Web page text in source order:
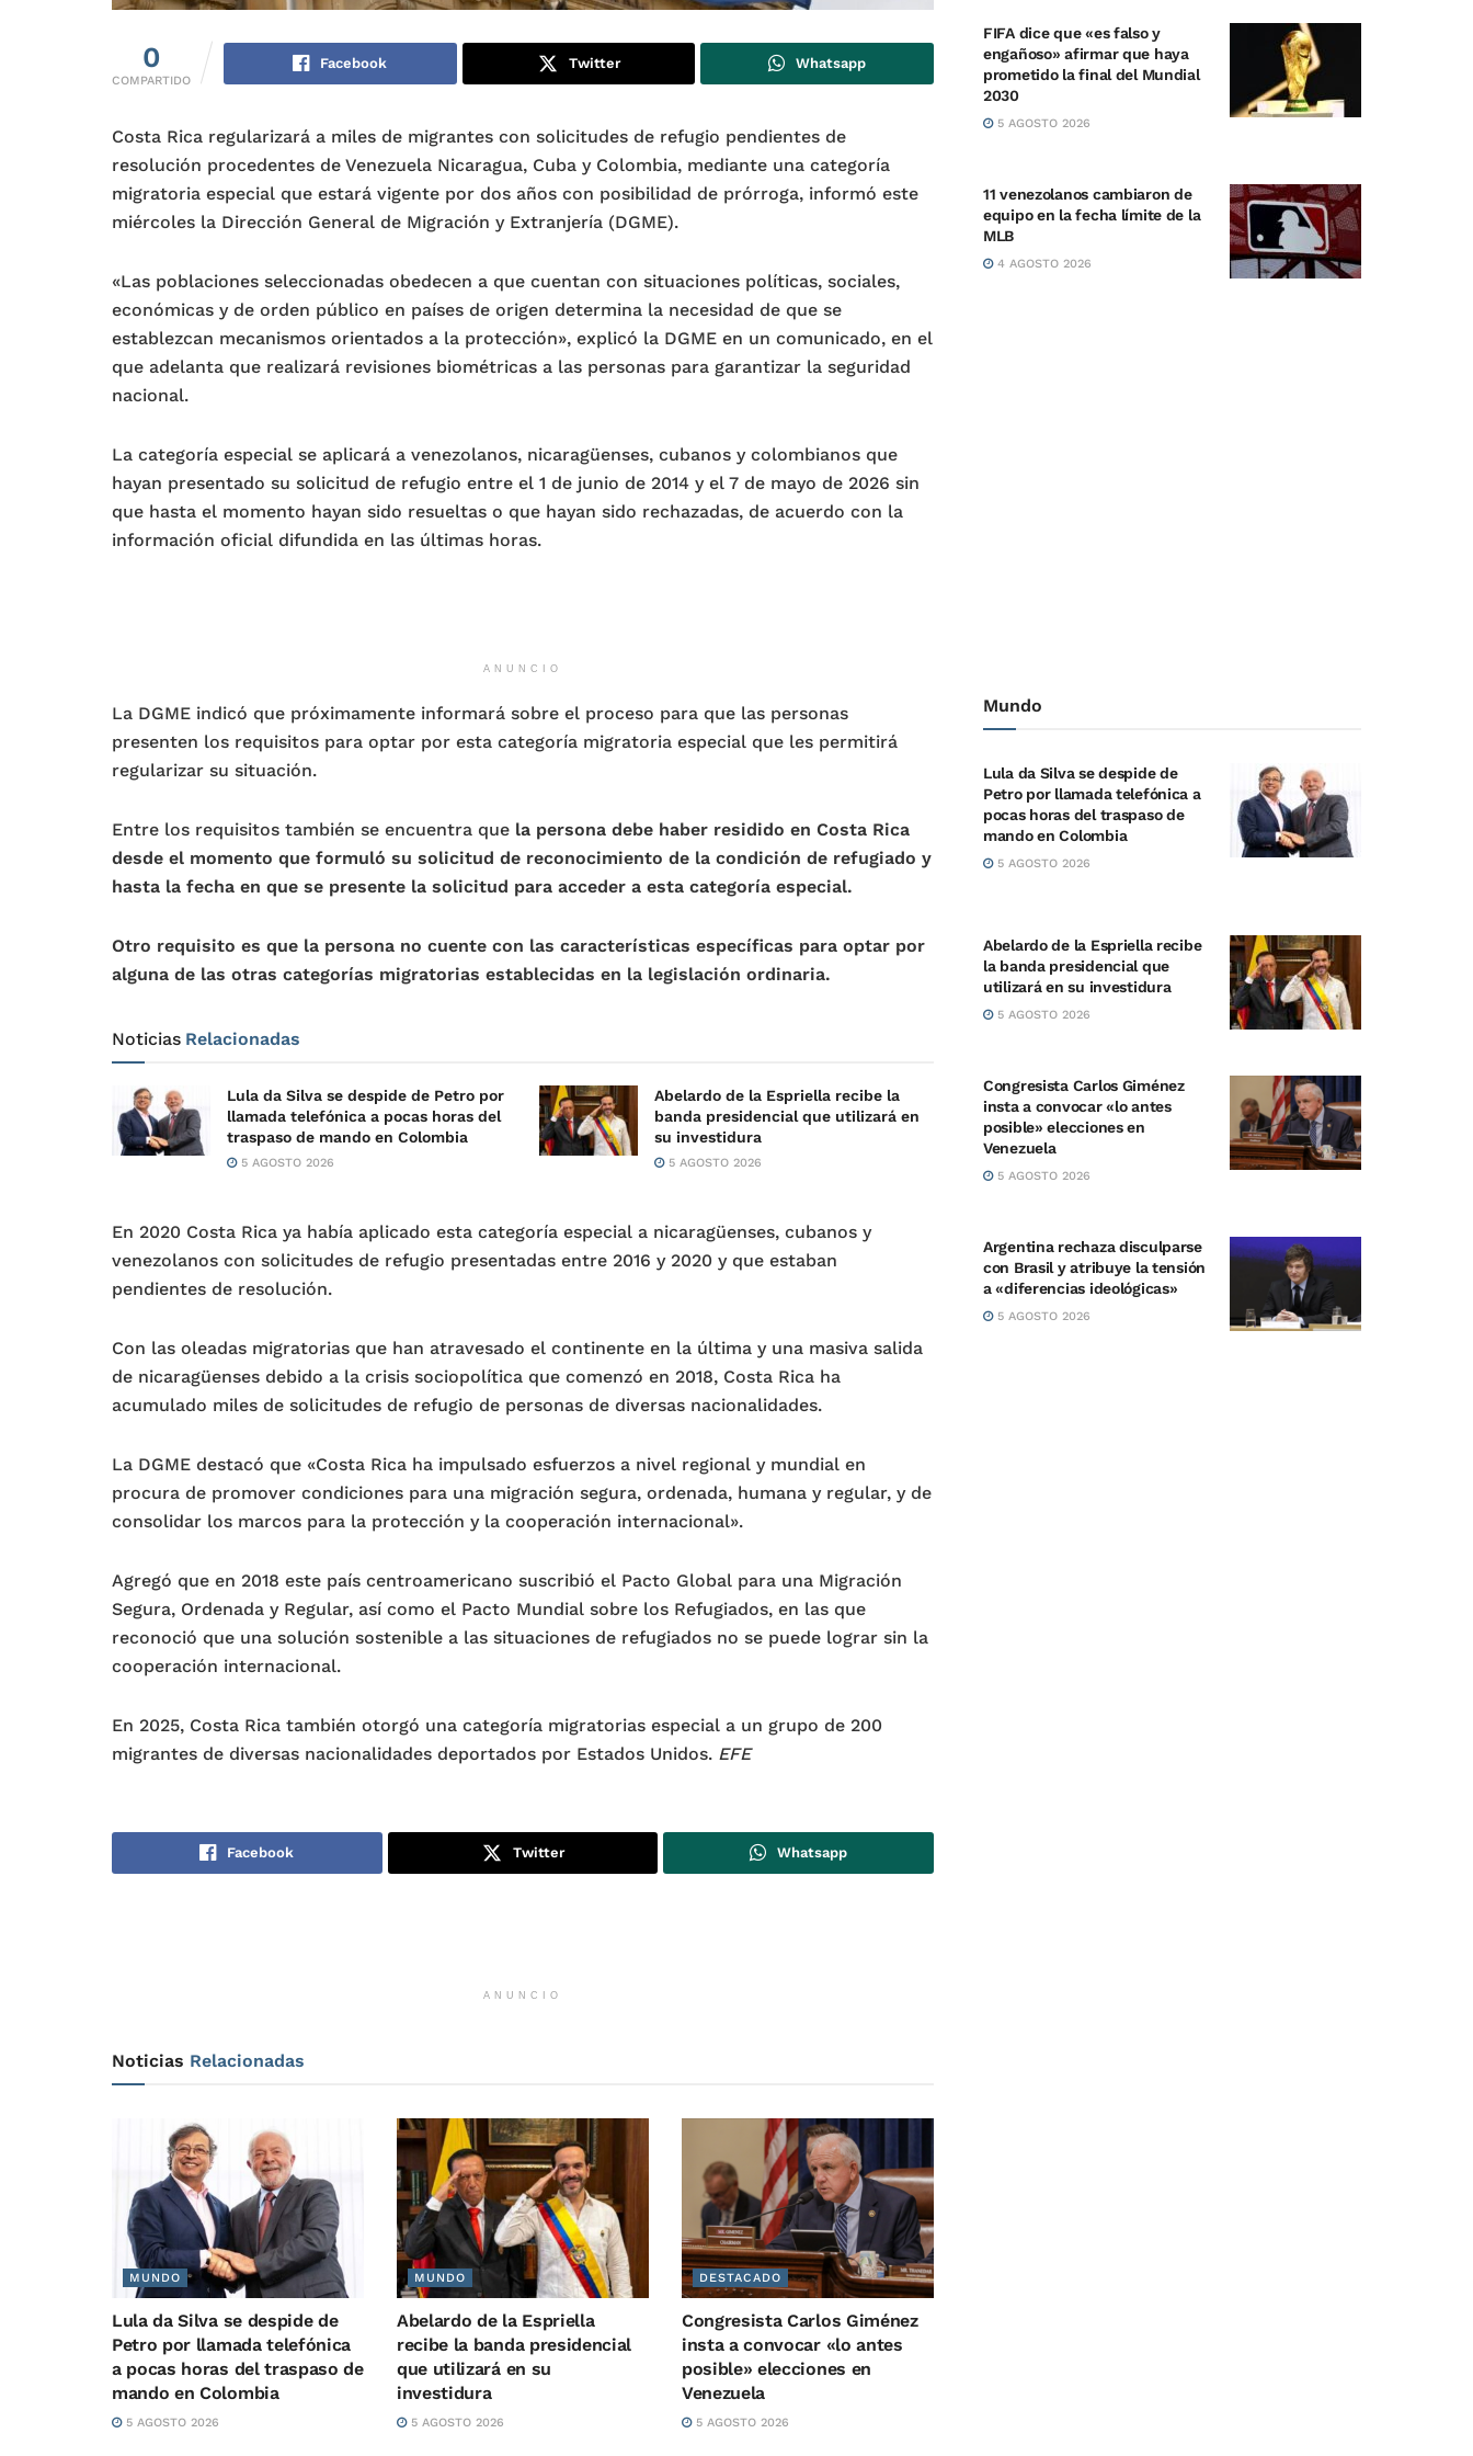
0
COMPARTIDO
Facebook Twitter Whatsapp
Costa Rica regularizará a miles de migrantes con solicitudes de refugio pendientes de
resolución procedentes de Venezuela Nicaragua, Cuba y Colombia, mediante una categoría
migratoria especial que estará vigente por dos años con posibilidad de prórroga, informó este
miércoles la Dirección General de Migración y Extranjería (DGME).
«Las poblaciones seleccionadas obedecen a que cuentan con situaciones políticas, sociales,
económicas y de orden público en países de origen determina la necesidad de que se
establezcan mecanismos orientados a la protección», explicó la DGME en un comunicado, en el
que adelanta que realizará revisiones biométricas a las personas para garantizar la seguridad
nacional.
La categoría especial se aplicará a venezolanos, nicaragüenses, cubanos y colombianos que
hayan presentado su solicitud de refugio entre el 1 de junio de 2014 y el 7 de mayo de 2026 sin
que hasta el momento hayan sido resueltas o que hayan sido rechazadas, de acuerdo con la
información oficial difundida en las últimas horas.
ANUNCIO
La DGME indicó que próximamente informará sobre el proceso para que las personas
presenten los requisitos para optar por esta categoría migratoria especial que les permitirá
regularizar su situación.
Entre los requisitos también se encuentra que la persona debe haber residido en Costa Rica
desde el momento que formuló su solicitud de reconocimiento de la condición de refugiado y
hasta la fecha en que se presente la solicitud para acceder a esta categoría especial.
Otro requisito es que la persona no cuente con las características específicas para optar por
alguna de las otras categorías migratorias establecidas en la legislación ordinaria.
Noticias Relacionadas
Lula da Silva se despide de Petro por
llamada telefónica a pocas horas del
traspaso de mando en Colombia
5 AGOSTO 2026
Abelardo de la Espriella recibe la
banda presidencial que utilizará en
su investidura
5 AGOSTO 2026
En 2020 Costa Rica ya había aplicado esta categoría especial a nicaragüenses, cubanos y
venezolanos con solicitudes de refugio presentadas entre 2016 y 2020 y que estaban
pendientes de resolución.
Con las oleadas migratorias que han atravesado el continente en la última y una masiva salida
de nicaragüenses debido a la crisis sociopolítica que comenzó en 2018, Costa Rica ha
acumulado miles de solicitudes de refugio de personas de diversas nacionalidades.
La DGME destacó que «Costa Rica ha impulsado esfuerzos a nivel regional y mundial en
procura de promover condiciones para una migración segura, ordenada, humana y regular, y de
consolidar los marcos para la protección y la cooperación internacional».
Agregó que en 2018 este país centroamericano suscribió el Pacto Global para una Migración
Segura, Ordenada y Regular, así como el Pacto Mundial sobre los Refugiados, en las que
reconoció que una solución sostenible a las situaciones de refugiados no se puede lograr sin la
cooperación internacional.
En 2025, Costa Rica también otorgó una categoría migratorias especial a un grupo de 200
migrantes de diversas nacionalidades deportados por Estados Unidos. EFE
Facebook Twitter Whatsapp
ANUNCIO
Noticias Relacionadas
MUNDO
Lula da Silva se despide de
Petro por llamada telefónica
a pocas horas del traspaso de
mando en Colombia
5 AGOSTO 2026
MUNDO
Abelardo de la Espriella
recibe la banda presidencial
que utilizará en su
investidura
5 AGOSTO 2026
DESTACADO
Congresista Carlos Giménez
insta a convocar «lo antes
posible» elecciones en
Venezuela
5 AGOSTO 2026
FIFA dice que «es falso y
engañoso» afirmar que haya
prometido la final del Mundial
2030
5 AGOSTO 2026
11 venezolanos cambiaron de
equipo en la fecha límite de la
MLB
4 AGOSTO 2026
Mundo
Lula da Silva se despide de
Petro por llamada telefónica a
pocas horas del traspaso de
mando en Colombia
5 AGOSTO 2026
Abelardo de la Espriella recibe
la banda presidencial que
utilizará en su investidura
5 AGOSTO 2026
Congresista Carlos Giménez
insta a convocar «lo antes
posible» elecciones en
Venezuela
5 AGOSTO 2026
Argentina rechaza disculparse
con Brasil y atribuye la tensión
a «diferencias ideológicas»
5 AGOSTO 2026